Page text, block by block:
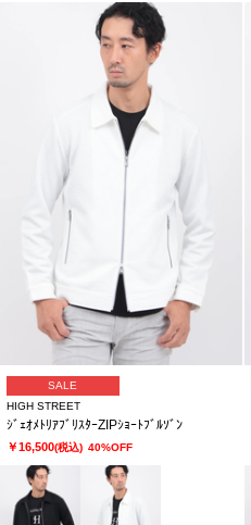
SALE
HIGH STREET
ｼﾞｪｵﾒﾄﾘｱﾌﾞﾘｽﾀｰZIPｼｮｰﾄﾌﾞﾙｿﾞﾝ
￥16,500(税込) 40%OFF